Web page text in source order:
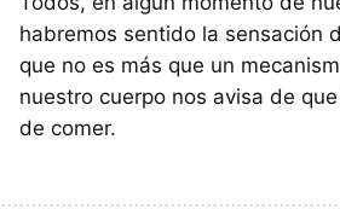
habremos sentido la sensación
que no es más que un
nuestro cuerpo nos avisa de
de comer.